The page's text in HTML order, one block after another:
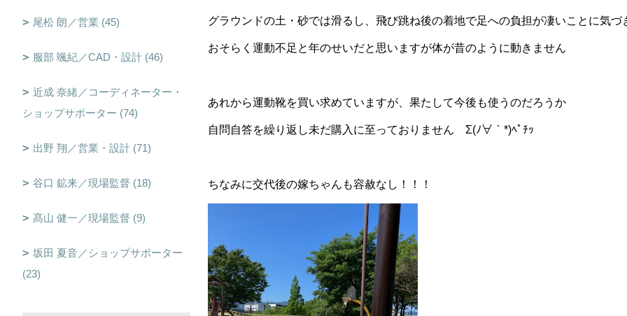
グラウンドの土・砂では滑るし、飛び跳ね後の着地で足への負担が凄いことに気づ
おそらく運動不足と年のせいだと思いますが体が昔のように動きません
あれから運動靴を買い求めていますが、果たして今後も使うのだろうか
自問自答を繰り返し未だ購入に至っておりません Σ(ﾉ∀｀*)ﾍﾟﾁｯ
ちなみに交代後の嫁ちゃんも容赦なし！！！
尾松 朗／営業 (45)
服部 颯紀／CAD・設計 (46)
近成 奈緒／コーディネーター・
ショップサポーター (74)
出野 翔／営業・設計 (71)
谷口 鉱来／現場監督 (18)
髙山 健一／現場監督 (9)
坂田 夏音／ショップサポーター
(23)